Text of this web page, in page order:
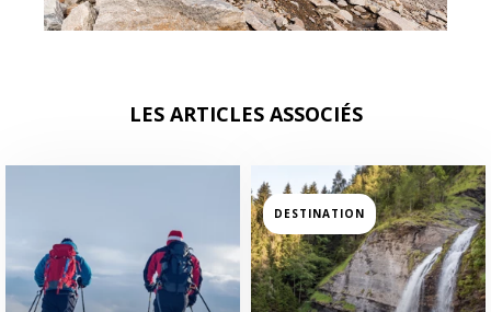
LES ARTICLES ASSOCIÉS
DESTINATION